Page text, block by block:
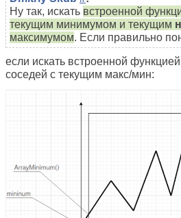
Ну так, искать встроенной
текущим минимумом и текущим
максимумом. Если правильно
если искать встроенной
соседей с текущим макс/мин: